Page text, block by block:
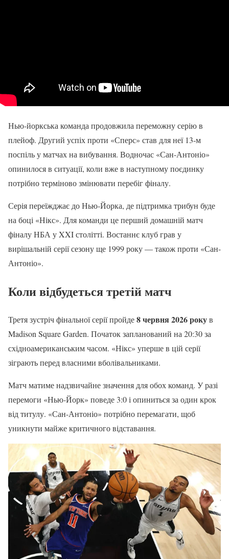
Нью-йоркська команда продовжила переможну серію в
плейоф. Другий успіх проти «Сперс» став для неї 13-м
поспіль у матчах на вибування. Водночас «Сан-Антоніо»
опинилося в ситуації, коли вже в наступному поєдинку
потрібно терміново змінювати перебіг фіналу.
Серія переїжджає до Нью-Йорка, де підтримка трибун буде
на боці «Нікс». Для команди це перший домашній матч
фіналу НБА у XXI столітті. Востаннє клуб грав у
вирішальній серії сезону ще 1999 року — також проти «Сан-
Антоніо».
Коли відбудеться третій матч
Третя зустріч фінальної серії пройде8 червня 2026 рокув
Madison Square Garden. Початок запланований на 20:30 за
східноамериканським часом. «Нікс» уперше в цій серії
зіграють перед власними вболівальниками.
Матч матиме надзвичайне значення для обох команд. У разі
перемоги «Нью-Йорк» поведе 3:0 і опиниться за один крок
від титулу. «Сан-Антоніо» потрібно перемагати, щоб
уникнути майже критичного відставання.